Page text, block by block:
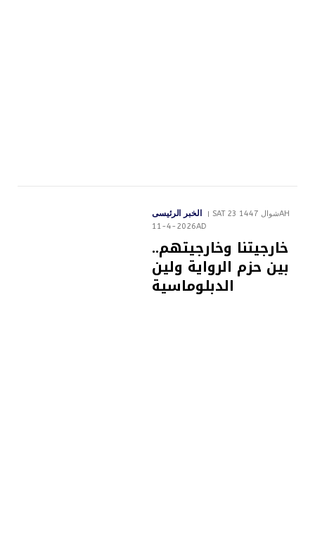
الخبر الرئيسى
SAT 23 شوال 1447AH
11-4-2026AD
خارجيتنا وخارجيتهم..
بين حزم الرواية ولين
الدبلوماسية